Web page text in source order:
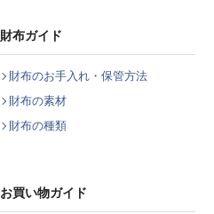
財布ガイド
財布のお手入れ・保管方法
財布の素材
財布の種類
お買い物ガイド